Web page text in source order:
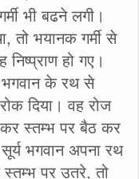
भी बढने लगी।
तो भयानक गर्मी से
हो गए।
भगवान के रथ से
दिया। वह रोज
स्तम्भ पर बैठ कर
भगवान अपना रथ
पर उतरे, तो